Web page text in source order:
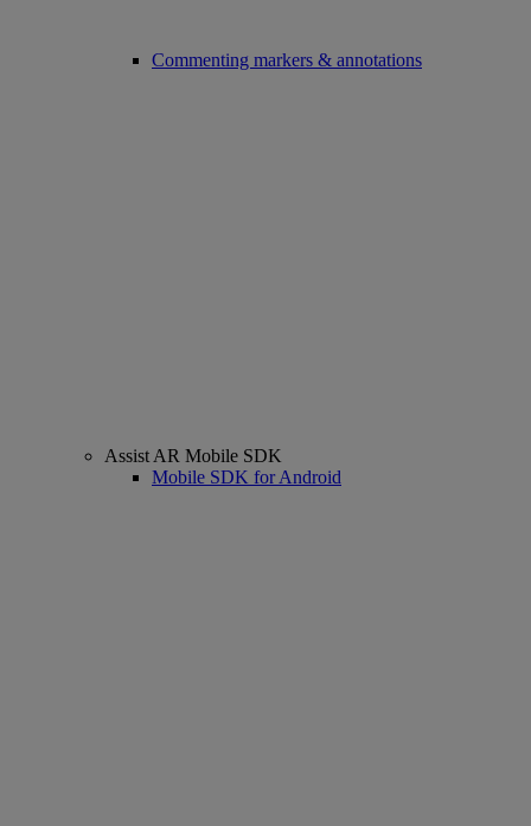
Commenting markers & annotations
Assist AR Mobile SDK
Mobile SDK for Android